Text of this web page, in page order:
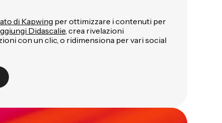
di Kapwing per ottimizzare i contenuti per
Didascalie , crea rivelazioni
con un clic, o ridimensiona per vari social